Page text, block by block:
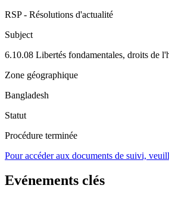
RSP - Résolutions d'actualité
Subject
6.10.08 Libertés fondamentales, droits de
Zone géographique
Bangladesh
Statut
Procédure terminée
Pour accéder aux documents de suivi,
Evénements clés